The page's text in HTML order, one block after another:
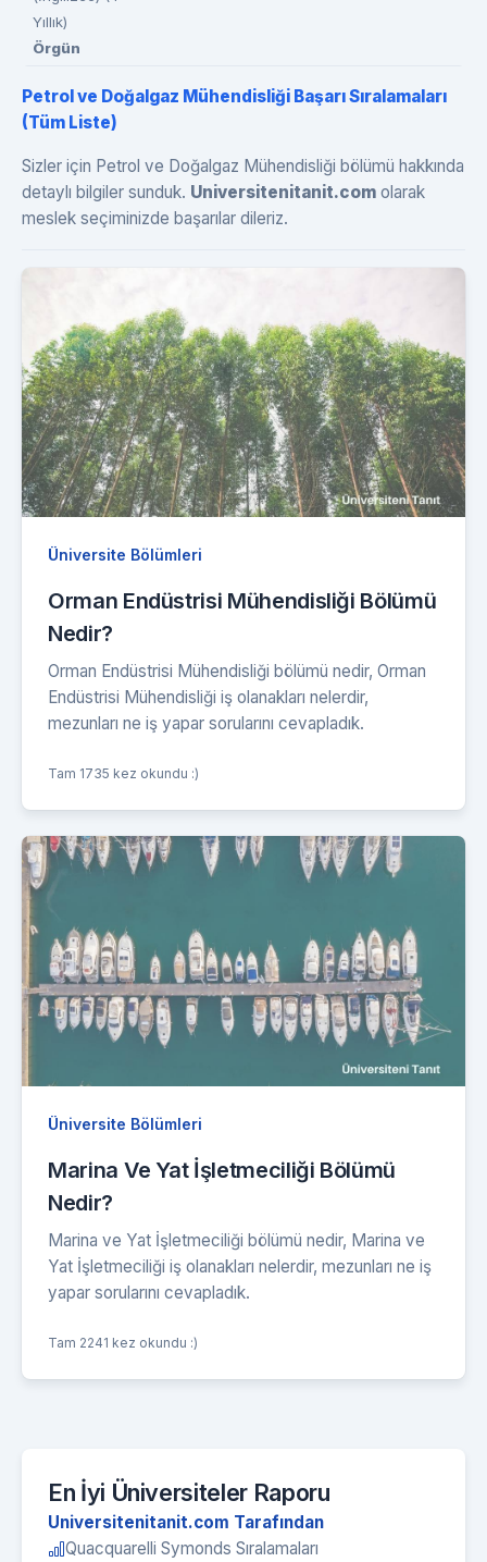
Yıllık)
Örgün
Petrol ve Doğalgaz Mühendisliği Başarı Sıralamaları
(Tüm Liste)
Sizler için Petrol ve Doğalgaz Mühendisliği bölümü hakkında
detaylı bilgiler sunduk. Universitenitanit.com olarak
meslek seçiminizde başarılar dileriz.
Üniversite Bölümleri
Orman Endüstrisi Mühendisliği Bölümü
Nedir?
Orman Endüstrisi Mühendisliği bölümü nedir, Orman
Endüstrisi Mühendisliği iş olanakları nelerdir,
mezunları ne iş yapar sorularını cevapladık.
Tam 1735 kez okundu :)
Üniversite Bölümleri
Marina Ve Yat İşletmeciliği Bölümü
Nedir?
Marina ve Yat İşletmeciliği bölümü nedir, Marina ve
Yat İşletmeciliği iş olanakları nelerdir, mezunları ne iş
yapar sorularını cevapladık.
Tam 2241 kez okundu :)
En İyi Üniversiteler Raporu
Universitenitanit.com Tarafından
Quacquarelli Symonds Sıralamaları